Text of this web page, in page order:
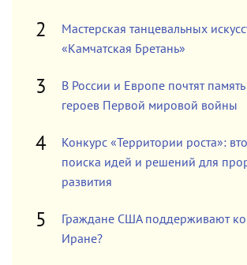
Мастерская танцевальных
«Камчатская Бретань»
В России и Европе почтят
героев Первой мировой войны
Конкурс «Территории роста»:
поиска идей и решений для
развития
Граждане США поддерживают
Иране?